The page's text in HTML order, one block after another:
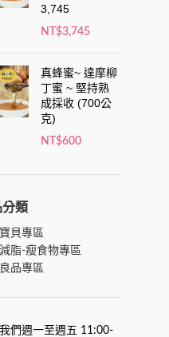
3,745
NT$3,745
真蜂蜜~ 達摩柳
丁蜜 ~ 堅持熟
成採收 (700公
克)
NT$600
分類
貝專區
脂-瘦食物專區
品專區
們週一至週五 11:00-